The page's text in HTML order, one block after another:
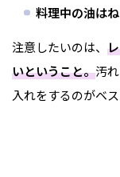
料理中の油はね
注意したいのは、
いということ。汚
入れをするのがベス